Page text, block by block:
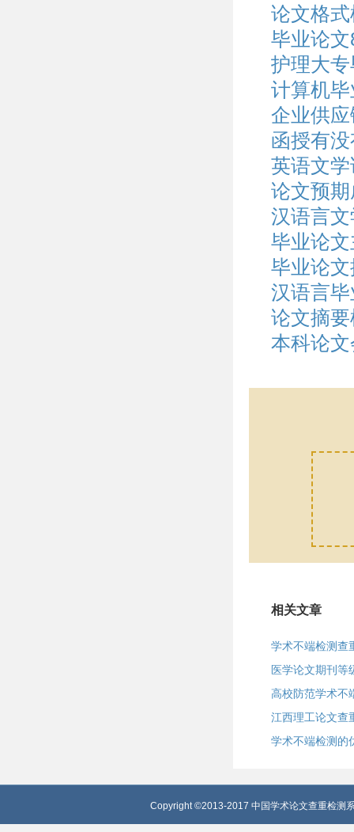
论文格
毕业论
护理大
计算机
企业供
函授有
英语文
论文预
汉语言
毕业论
毕业论
汉语言
论文摘
本科论
相关文章
学术不端检测查
医学论文期刊等
高校防范学术不
江西理工论文查
学术不端检测的
Copyright ©2013-2017 中国学术论文查重检